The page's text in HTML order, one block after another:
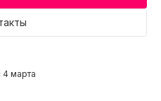
4 марта